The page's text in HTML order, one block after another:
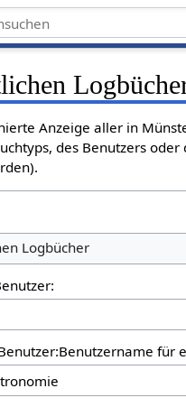
Anzeige aller in
des Benutzers
Logbücher
für